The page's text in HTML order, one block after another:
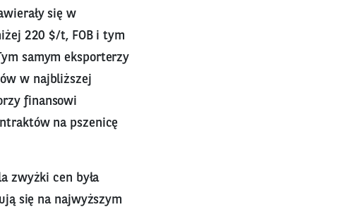
się w
220 $/t, FOB i tym
samym eksporterzy
w najbliższej
finansowi
na pszenicę
zwyżki cen była
się na najwyższym